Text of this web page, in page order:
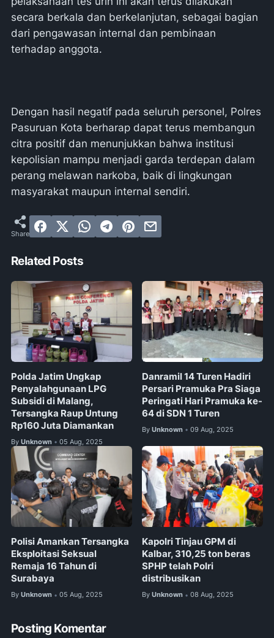
secara berkala dan berkelanjutan, sebagai bagian
dari pengawasan internal dan pembinaan
terhadap anggota.
Dengan hasil negatif pada seluruh personel, Polres
Pasuruan Kota berharap dapat terus membangun
citra positif dan menunjukkan bahwa institusi
kepolisian mampu menjadi garda terdepan dalam
perang melawan narkoba, baik di lingkungan
masyarakat maupun internal sendiri.
Related Posts
Polda Jatim Ungkap
Penyalahgunaan LPG
Subsidi di Malang,
Tersangka Raup Untung
Rp160 Juta Diamankan
By Unknown • 05 Aug, 2025
Danramil 14 Turen Hadiri
Persari Pramuka Pra Siaga
Peringati Hari Pramuka ke-
64 di SDN 1 Turen
By Unknown • 09 Aug, 2025
Polisi Amankan Tersangka
Eksploitasi Seksual
Remaja 16 Tahun di
Surabaya
By Unknown • 05 Aug, 2025
Kapolri Tinjau GPM di
Kalbar, 310,25 ton beras
SPHP telah Polri
distribusikan
By Unknown • 08 Aug, 2025
Posting Komentar